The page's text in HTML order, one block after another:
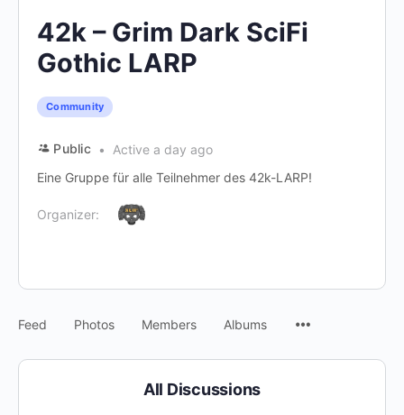
42k – Grim Dark SciFi
Gothic LARP
Community
Public
Active a day ago
Eine Gruppe für alle Teilnehmer des 42k-LARP!
Organizer:
Feed Photos Members Albums
All Discussions